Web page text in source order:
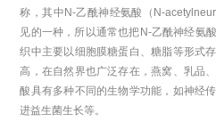
称，其中N-乙酰神经氨酸（N-
见的一种，所以通常也把N-乙酰神经氨
织中主要以细胞膜糖蛋白、糖脂等形式
高，在自然界也广泛存在，燕窝、乳品
酸具有多种不同的生物学功能，如神经
进益生菌生长等。